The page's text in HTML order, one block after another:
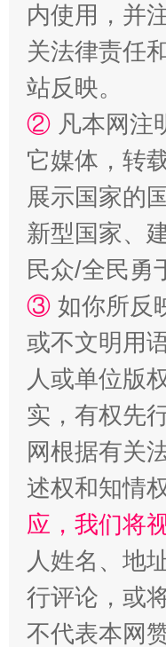
国家大学科技园
扯下公款旅
“蜀中异人”王建
内使用，并
关法律责任
站反映。
② 凡本网注
它媒体，转
展示国家的
新型国家、
民众/全民勇
③ 如你所反
或不文明用
人或单位版
实，有权先
网根据有关
述权和知情
应，我们将
人姓名、地
行评论，或
不代表本网